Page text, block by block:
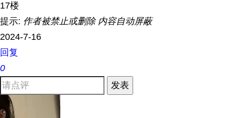
17楼
提示: 作者被禁止或删除 内容自动屏蔽
2024-7-16
回复
0
发表